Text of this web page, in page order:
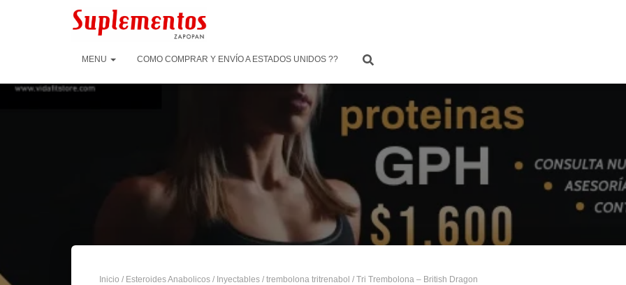
MENU COMO COMPRAR Y ENVÍO A ESTADOS UNIDOS ??
Inicio / Esteroides Anabolicos / Inyectables / trembolona tritrenabol / Tri Trembolona – British Dragon